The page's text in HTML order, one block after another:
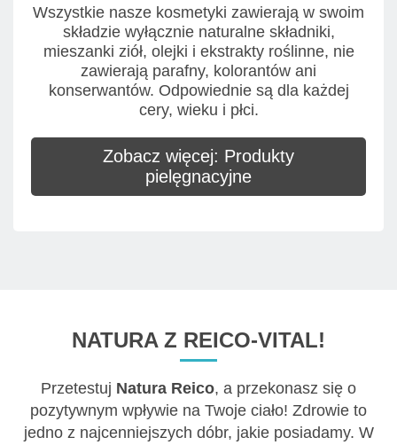
Wszystkie nasze kosmetyki zawierają w swoim
składzie wyłącznie naturalne składniki,
mieszanki ziół, olejki i ekstrakty roślinne, nie
zawierają parafny, kolorantów ani
konserwantów. Odpowiednie są dla każdej
cery, wieku i płci.
Zobacz więcej: Produkty
pielęgnacyjne
NATURA Z REICO-VITAL!
Przetestuj Natura Reico, a przekonasz się o
pozytywnym wpływie na Twoje ciało! Zdrowie to
jedno z najcenniejszych dóbr, jakie posiadamy. W